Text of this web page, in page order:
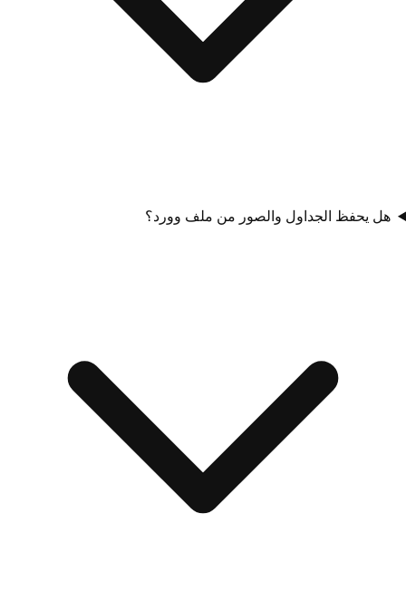
هل يحفظ الجداول والصور من ملف وورد؟